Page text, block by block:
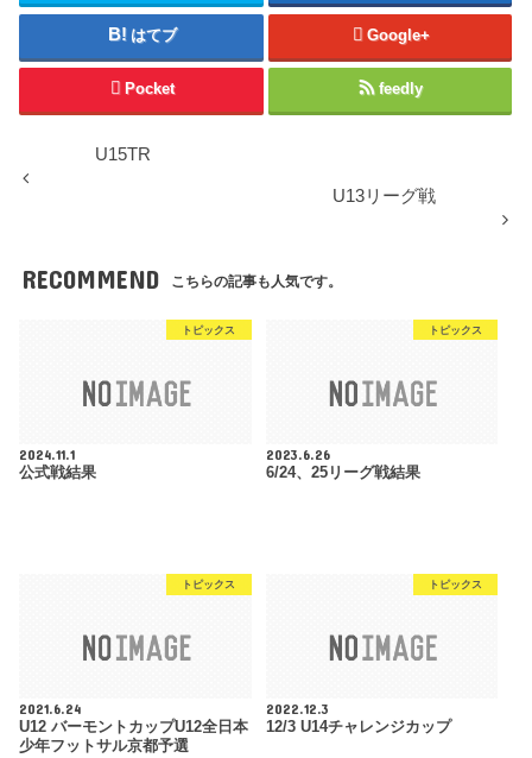
はてブ Google+
Pocket feedly
U15TR
U13リーグ戦
RECOMMEND こちらの記事も人気です。
トピックス
2024.11.1
公式戦結果
トピックス
2023.6.26
6/24、25リーグ戦結果
トピックス
2021.6.24
U12 バーモントカップU12全日本
少年フットサル京都予選
トピックス
2022.12.3
12/3 U14チャレンジカップ